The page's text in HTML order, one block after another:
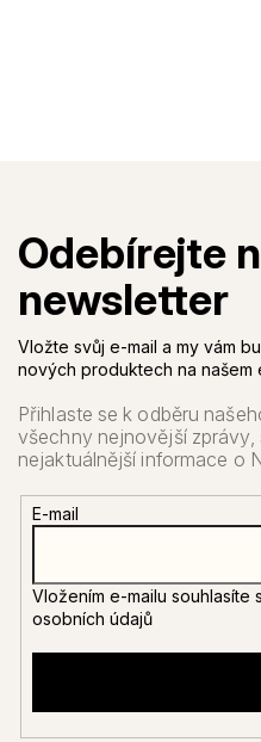
Vložte svůj e-mail a my vám
nových produktech na našem
E-mail
Vložením e-mailu souhlasíte s
osobních údajů